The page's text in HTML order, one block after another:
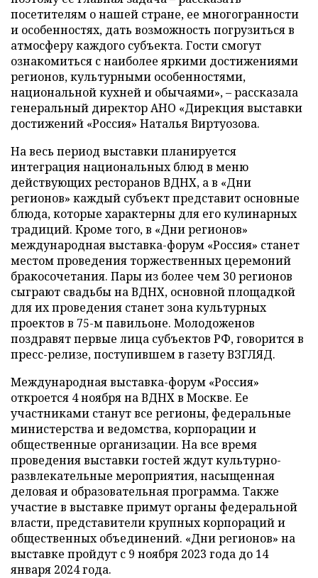
посетителям о нашей стране, ее многогранности
и особенностях, дать возможность погрузиться в
атмосферу каждого субъекта. Гости смогут
ознакомиться с наиболее яркими достижениями
регионов, культурными особенностями,
национальной кухней и обычаями», – рассказала
генеральный директор АНО «Дирекция выставки
достижений «Россия» Наталья Виртуозова.
На весь период выставки планируется
интеграция национальных блюд в меню
действующих ресторанов ВДНХ, а в «Дни
регионов» каждый субъект представит основные
блюда, которые характерны для его кулинарных
традиций. Кроме того, в «Дни регионов»
международная выставка-форум «Россия» станет
местом проведения торжественных церемоний
бракосочетания. Пары из более чем 30 регионов
сыграют свадьбы на ВДНХ, основной площадкой
для их проведения станет зона культурных
проектов в 75-м павильоне. Молодоженов
поздравят первые лица субъектов РФ, говорится в
пресс-релизе, поступившем в газету ВЗГЛЯД.
Международная выставка-форум «Россия»
откроется 4 ноября на ВДНХ в Москве. Ее
участниками станут все регионы, федеральные
министерства и ведомства, корпорации и
общественные организации. На все время
проведения выставки гостей ждут культурно-
развлекательные мероприятия, насыщенная
деловая и образовательная программа. Также
участие в выставке примут органы федеральной
власти, представители крупных корпораций и
общественных объединений. «Дни регионов» на
выставке пройдут с 9 ноября 2023 года до 14
января 2024 года.